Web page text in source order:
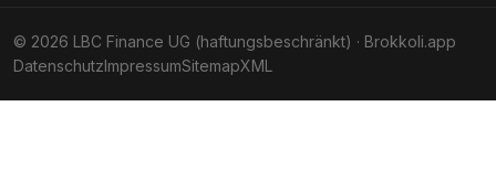
© 2026 LBC Finance UG (haftungsbeschränkt) · Brokkoli.app
DatenschutzImpressumSitemapXML